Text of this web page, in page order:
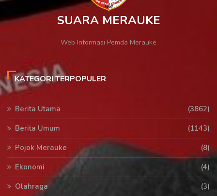
SUARA MERAUKE
Web Informasi Pemda Merauke
KATEGORI TERPOPULER
Berita Utama
(3862)
Berita Umum
(1143)
Pojok Merauke
(8)
Ekonomi
(4)
Olahraga
(3)